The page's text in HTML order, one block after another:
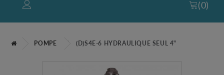
(0)
POMPE (D)S4E-6 HYDRAULIQUE SEUL 4"